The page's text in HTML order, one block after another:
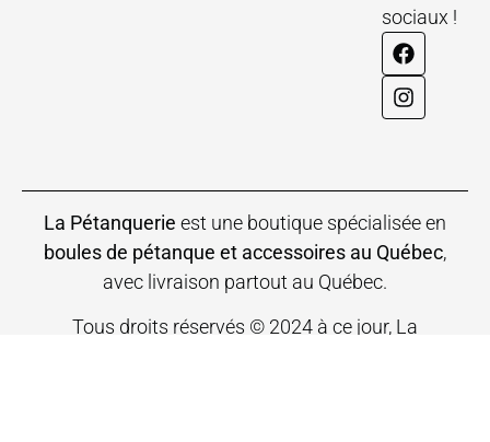
sociaux !
La Pétanquerie est une boutique spécialisée en
boules de pétanque et accessoires au Québec,
avec livraison partout au Québec.
Tous droits réservés © 2024 à ce jour, La